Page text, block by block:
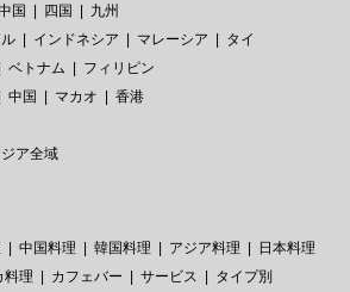
国 四国
九州
インドネシア マレーシア
タイ
ベトナム
フィリピン
中国 マカオ
香港
ア全域
中国料理 韓国料理 アジア料理
日本料理
料理 カフェバー サービス
タイプ別